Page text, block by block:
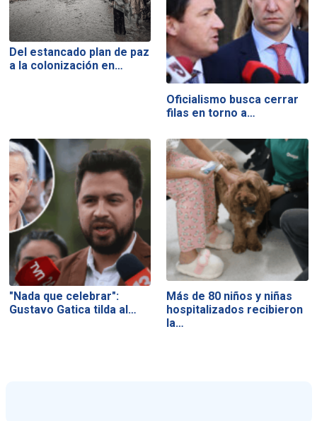
Del estancado plan de paz
a la colonización en…
Oficialismo busca cerrar
filas en torno a…
"Nada que celebrar":
Gustavo Gatica tilda al…
Más de 80 niños y niñas
hospitalizados recibieron
la…